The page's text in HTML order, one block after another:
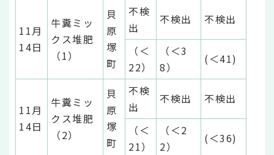
11月
14日
牛糞ミッ
クス堆肥
（1）
貝
原
塚
町
不検
出
不検出 不検出
（＜
22）
（＜3
8）
(＜41)
11月
14日
牛糞ミッ
クス堆肥
（2）
貝
原
塚
町
不検
出
不検出 不検出
（＜
21）
（＜2
2）
(＜36)